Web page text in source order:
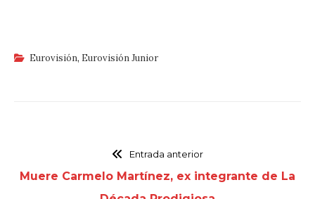
Eurovisión, Eurovisión Junior
Entrada anterior
Muere Carmelo Martínez, ex integrante de La